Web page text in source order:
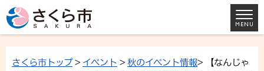
さくら市トップ> イベント > 秋のイベント情報> 【なんじゃ